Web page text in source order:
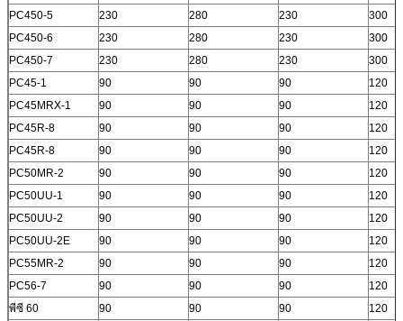
PC450-5
230 280 230
300
PC450-6
230 280 230
300
PC450-7
230 280 230
300
PC45-1
90 90 90
120
PC45MRX-1
90 90 90
120
PC45R-8
90 90 90
120
PC45R-8
90 90 90
120
PC50MR-2
90 90 90
120
PC50UU-1
90 90 90
120
PC50UU-2
90 90 90
120
PC50UU-2E
90 90 90
120
PC55MR-2
90 90 90
120
PC56-7
90 90 90
120
พีซี 60
90 90 90 120